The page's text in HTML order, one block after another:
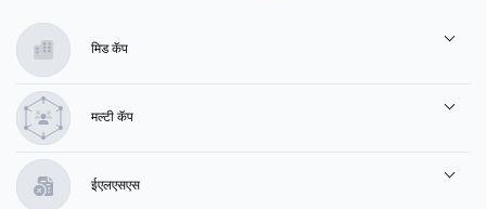
मिड कॅप
मल्टी कॅप
ईएलएसएस